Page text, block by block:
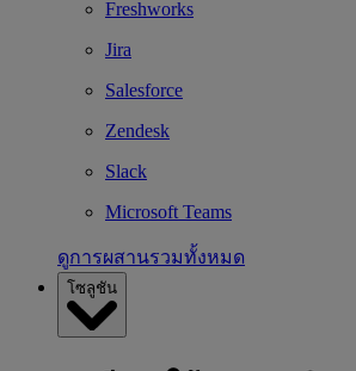
Freshworks
Jira
Salesforce
Zendesk
Slack
Microsoft Teams
ดูการผสานรวมทั้งหมด
โซลูชัน